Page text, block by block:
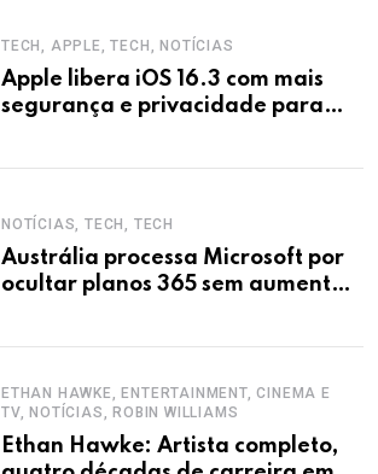
TECH, APPLE, TECH, NOTÍCIAS
Apple libera iOS 16.3 com mais
segurança e privacidade para
NOTÍCIAS, TECH, TECH
Austrália processa Microsoft por
ocultar planos 365 sem aumento e
ETHAN HAWKE, ENTERTAINMENT, CINEMA E
TV, NOTÍCIAS, ROBIN WILLIAMS
Ethan Hawke: Artista completo,